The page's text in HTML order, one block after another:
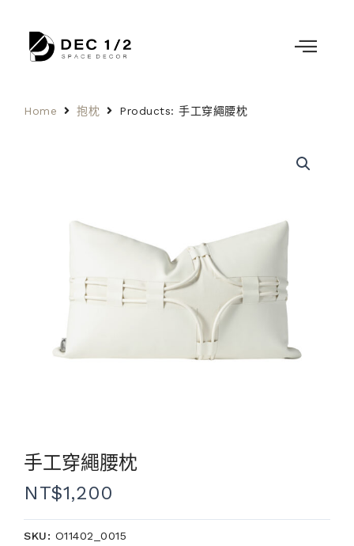
Home 抱枕 Products: 手工穿繩腰枕
手工穿繩腰枕
NT$1,200
SKU: O11402_0015